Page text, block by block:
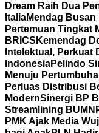
Dream Raih Dua
ItaliaMendag
Pertemuan Tingkat
BRICS Kemendag
Intelektual, Perkuat
IndonesiaPelindo
Menuju
Perluas Distribusi
ModernSinergi BP
Streamlining BUMN
PMK Ajak Media